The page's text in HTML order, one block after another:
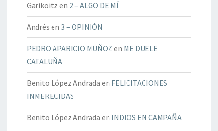
Garikoitz en 2 – ALGO DE MÍ
Andrés en 3 – OPINIÓN
PEDRO APARICIO MUÑOZ en ME DUELE
CATALUÑA
Benito López Andrada en FELICITACIONES
INMERECIDAS
Benito López Andrada en INDIOS EN CAMPAÑA